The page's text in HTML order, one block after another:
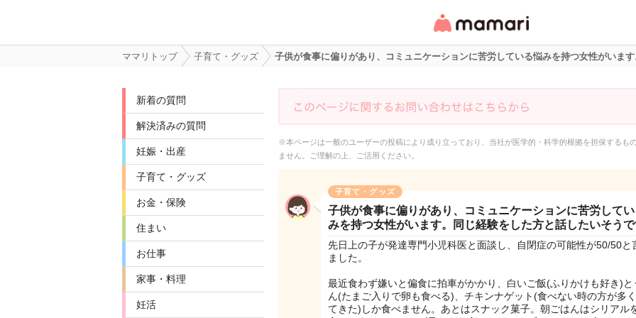
リ・情報サイト
ママリトップ 子育て・グッズ 子供が食事に偏りがあり、コミュニケーションに苦労している悩みを持つ女性がいま
新着の質問
解決済みの質問
妊娠・出産
子育て・グッズ
お金・保険
住まい
お仕事
家事・料理
妊活
※本ページは一般のユーザーの投稿により成り立っており、当社が医学的・科学的根拠を担保するも
ません。ご理解の上、ご活用ください。
子育て・グッズ
子供が食事に偏りがあり、コミュニケーションに苦労して
みを持つ女性がいます。同じ経験をした方と話したいそう
先日上の子が発達専門小児科医と面談し、自閉症の可能性が50/50と
ました。
最近食わず嫌いと偏食に拍車がかかり、白いご飯(ふりかけも好き)と
ん(たまご入りで卵も食べる)、チキンナゲット(食べない時の方が多
てきた)しか食べません。あとはスナック菓子。朝ごはんはシリアル